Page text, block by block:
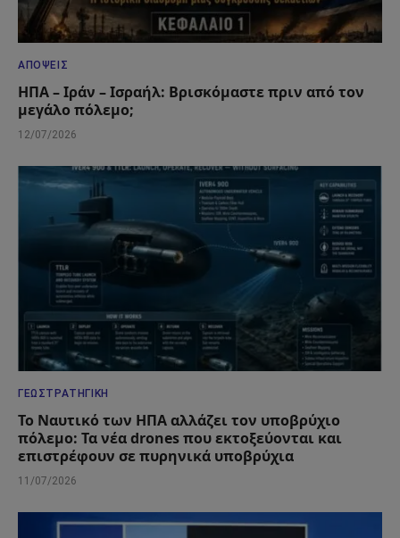
ΑΠΌΨΕΙΣ
ΗΠΑ – Ιράν – Ισραήλ: Βρισκόμαστε πριν από τον
μεγάλο πόλεμο;
12/07/2026
ΓΕΩΣΤΡΑΤΗΓΙΚΉ
Το Ναυτικό των ΗΠΑ αλλάζει τον υποβρύχιο
πόλεμο: Τα νέα drones που εκτοξεύονται και
επιστρέφουν σε πυρηνικά υποβρύχια
11/07/2026